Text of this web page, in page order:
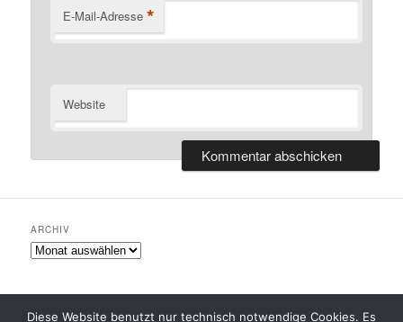
E-Mail-Adresse *
Website
ARCHIV
Archiv
Diese Website benutzt nur technisch notwendige Cookies. Es